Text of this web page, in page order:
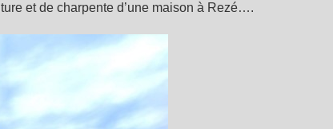
et de charpente d’une maison à Rezé….